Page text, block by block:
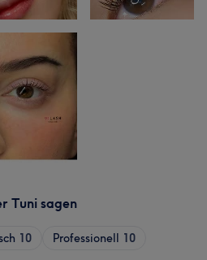
Tuni sagen
10 Professionell 10